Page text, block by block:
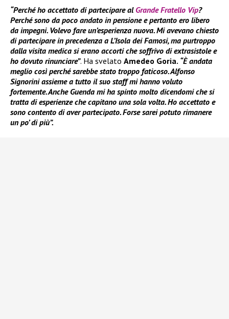
“Perché ho accettato di partecipare al Grande Fratello Vip?
Perché sono da poco andato in pensione e pertanto ero libero
da impegni. Volevo fare un’esperienza nuova. Mi avevano chiesto
di partecipare in precedenza a L’Isola dei Famosi, ma purtroppo
dalla visita medica si erano accorti che soffrivo di extrasistole e
ho dovuto rinunciare”. Ha svelato Amedeo Goria. “È andata
meglio così perché sarebbe stato troppo faticoso. Alfonso
Signorini assieme a tutto il suo staff mi hanno voluto
fortemente. Anche Guenda mi ha spinto molto dicendomi che si
tratta di esperienze che capitano una sola volta. Ho accettato e
sono contento di aver partecipato. Forse sarei potuto rimanere
un po’ di più”.